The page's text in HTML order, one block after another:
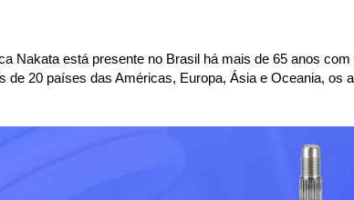
Nakata está presente no Brasil há mais de 65 anos com
20 países das Américas, Europa, Ásia e Oceania, os